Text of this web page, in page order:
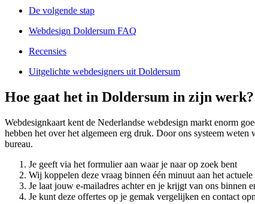
De volgende stap
Webdesign Doldersum FAQ
Recensies
Uitgelichte webdesigners uit Doldersum
Hoe gaat het in Doldersum in zijn werk?
Webdesignkaart kent de Nederlandse webdesign markt enorm
hebben het over het algemeen erg druk. Door ons systeem
bureau.
Je geeft via het formulier aan waar je naar op zoek bent
Wij koppelen deze vraag binnen één minuut aan het
Je laat jouw e-mailadres achter en je krijgt van ons
Je kunt deze offertes op je gemak vergelijken en contact